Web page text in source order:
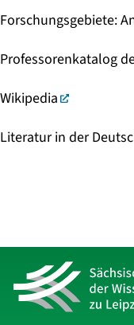
Forschungsgebiete:
Professorenkatalog
Wikipedia
Literatur in der